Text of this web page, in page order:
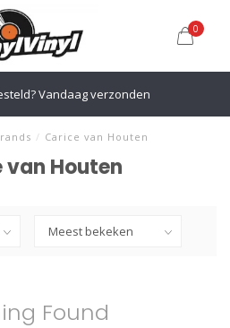
0
Vandaag verzonden
/ Carice van Houten
van Houten
Found